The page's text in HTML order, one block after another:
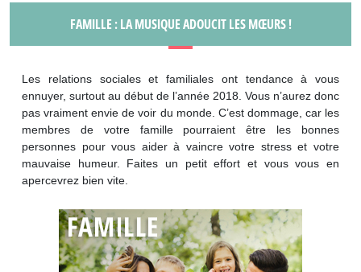
FAMILLE : LA MUSIQUE ADOUCIT LES MŒURS !
Les relations sociales et familiales ont tendance à vous
ennuyer, surtout au début de l’année 2018. Vous n’aurez donc
pas vraiment envie de voir du monde. C’est dommage, car les
membres de votre famille pourraient être les bonnes
personnes pour vous aider à vaincre votre stress et votre
mauvaise humeur. Faites un petit effort et vous vous en
apercevrez bien vite.